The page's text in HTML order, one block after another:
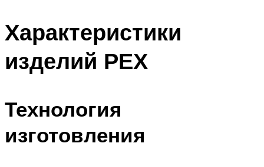
Характеристики
изделий РЕХ
Технология
изготовления